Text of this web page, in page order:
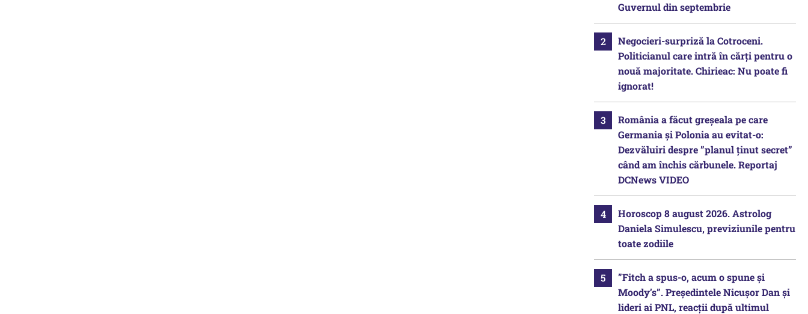
Guvernul din septembrie
Negocieri-surpriză la Cotroceni.
Politicianul care intră în cărți pentru o
nouă majoritate. Chirieac: Nu poate fi
ignorat!
România a făcut greșeala pe care
Germania și Polonia au evitat-o:
Dezvăluiri despre ”planul ținut secret”
când am închis cărbunele. Reportaj
DCNews VIDEO
Horoscop 8 august 2026. Astrolog
Daniela Simulescu, previziunile pentru
toate zodiile
”Fitch a spus-o, acum o spune și
Moody’s”. Președintele Nicușor Dan și
lideri ai PNL, reacții după ultimul